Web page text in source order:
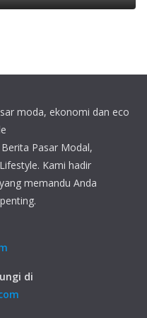
Pasar Modal,
Kami hadir
memandu Anda
di